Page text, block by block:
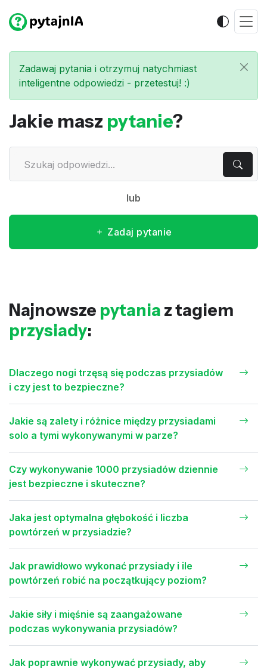
Zadawaj pytania i otrzymuj natychmiast
inteligentne odpowiedzi - przetestuj! :)
Jakie masz pytanie?
lub
Zadaj pytanie
Najnowsze pytania z tagiem
przysiady:
Dlaczego nogi trzęsą się podczas przysiadów
i czy jest to bezpieczne?
Jakie są zalety i różnice między przysiadami
solo a tymi wykonywanymi w parze?
Czy wykonywanie 1000 przysiadów dziennie
jest bezpieczne i skuteczne?
Jaka jest optymalna głębokość i liczba
powtórzeń w przysiadzie?
Jak prawidłowo wykonać przysiady i ile
powtórzeń robić na początkujący poziom?
Jakie siły i mięśnie są zaangażowane
podczas wykonywania przysiadów?
Jak poprawnie wykonywać przysiady, aby